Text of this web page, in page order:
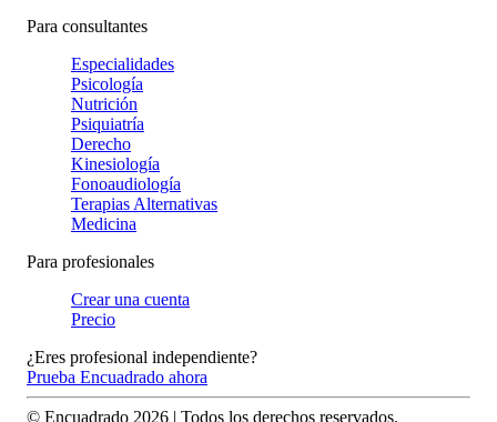
Para consultantes
Especialidades
Psicología
Nutrición
Psiquiatría
Derecho
Kinesiología
Fonoaudiología
Terapias Alternativas
Medicina
Para profesionales
Crear una cuenta
Precio
¿Eres profesional independiente?
Prueba Encuadrado ahora
© Encuadrado 2026 | Todos los derechos reservados.